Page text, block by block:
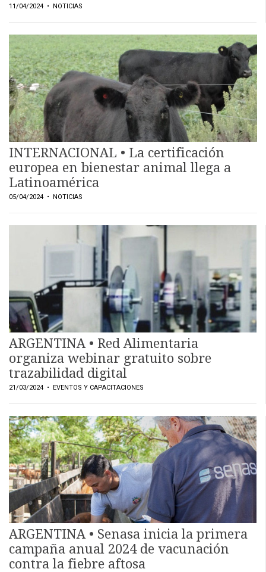
11/04/2024 • NOTICIAS
INTERNACIONAL • La certificación
europea en bienestar animal llega a
Latinoamérica
05/04/2024 • NOTICIAS
ARGENTINA • Red Alimentaria
organiza webinar gratuito sobre
trazabilidad digital
21/03/2024 • EVENTOS Y CAPACITACIONES
ARGENTINA • Senasa inicia la primera
campaña anual 2024 de vacunación
contra la fiebre aftosa